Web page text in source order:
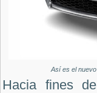
Así es el
Hacia fines